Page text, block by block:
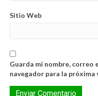
Sitio Web
Guarda mi nombre, correo
navegador para la próxima